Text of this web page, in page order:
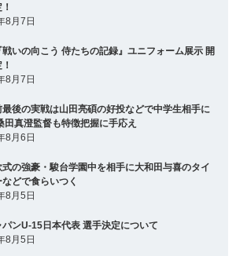
8月7日
戦いの向こう 侍たちの記録』ユニフォーム展示 開
8月7日
最後の実戦は山田亮碩の好投などで中学生相手に
田真澄監督も特徴把握に手応え
8月6日
式の強豪・駿台学園中を相手に大和田与喜のタイ
どで食らいつく
8月5日
パンU-15日本代表 選手決定について
8月5日